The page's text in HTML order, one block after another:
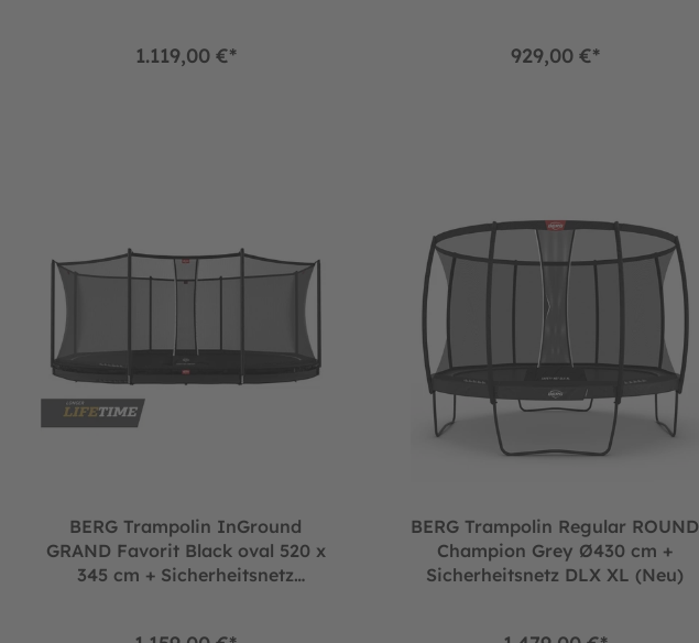
1.119,00 €* 929,00 €*
BERG Trampolin InGround
GRAND Favorit Black oval 520 x
345 cm + Sicherheitsnetz
BERG Trampolin Regular ROUND
Champion Grey Ø430 cm +
Sicherheitsnetz DLX XL (Neu)